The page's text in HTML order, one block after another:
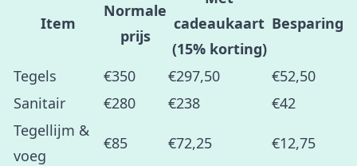
Item
Normale
prijs
cadeaukaart
(15% korting)
Besparing
Tegels €350 €297,50
€52,50
Sanitair
€280 €238
€42
Tegellijm &
voeg
€85 €72,25 €12,75